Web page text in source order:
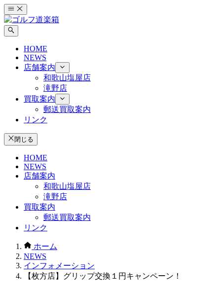
コ
ン
テ
ン
HOME
NEWS
店舗案内
和歌山塩屋店
滝野店
買取案内
郵送買取案内
リンク
閉じる
HOME
NEWS
店舗案内
和歌山塩屋店
滝野店
買取案内
郵送買取案内
リンク
ホーム
NEWS
インフォメーション
【枚方店】グリップ交換１円キャンペーン！